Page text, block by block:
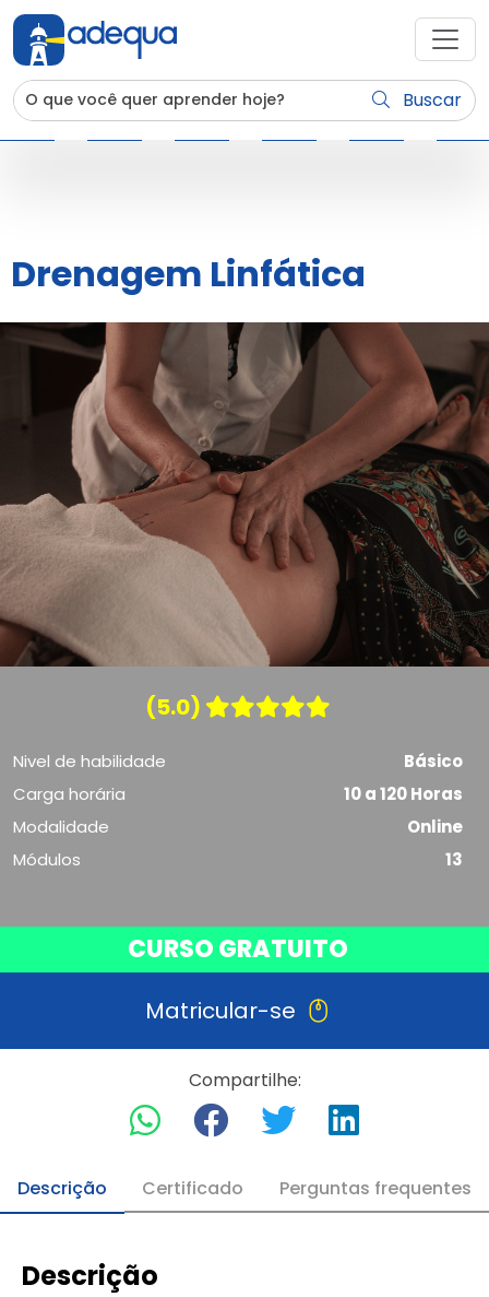
Buscar
Drenagem Linfática
(5.0)
Nivel de habilidade
Básico
Carga horária
10 a 120 Horas
Modalidade
Online
Módulos
13
CURSO GRATUITO
Matricular-se
Compartilhe:
Descrição Certificado Perguntas frequentes
Descrição